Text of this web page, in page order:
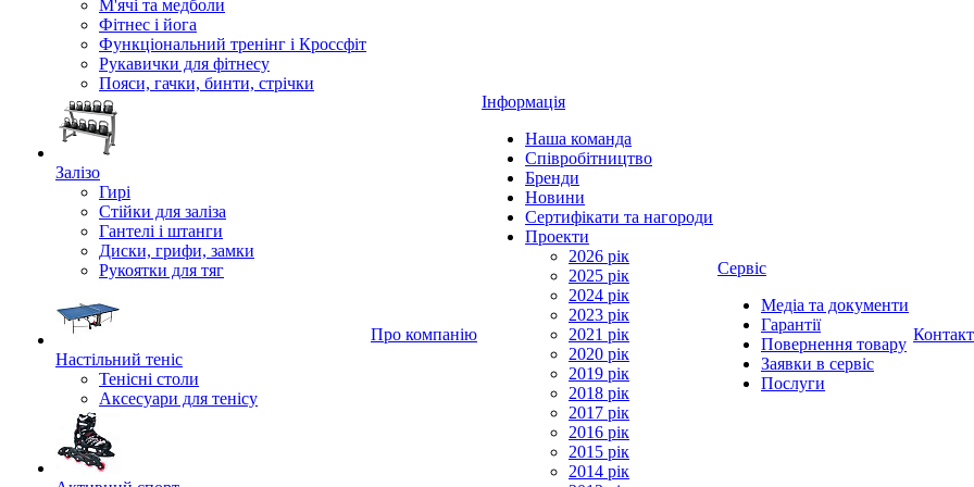
М'ячі та медболи
Фітнес і йога
Функціональний тренінг і Кроссфіт
Рукавички для фітнесу
Пояси, гачки, бинти, стрічки
Залізо
Гирі
Стійки для заліза
Гантелі і штанги
Диски, грифи, замки
Рукоятки для тяг
Настільний теніс
Тенісні столи
Аксесуари для тенісу
Про компанію
Інформація
Наша команда
Співробітництво
Бренди
Новини
Сертифікати та нагороди
Проекти
2026 рік
2025 рік
2024 рік
2023 рік
2021 рік
2020 рік
2019 рік
2018 рік
2017 рік
2016 рік
2015 рік
2014 рік
Сервіс
Медіа та документи
Гарантії
Повернення товару
Заявки в сервіс
Послуги